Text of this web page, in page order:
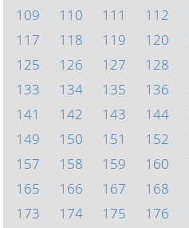
109
110 111 112
117
118 119 120
125
126 127 128
133
134 135 136
141
142 143 144
149
150 151 152
157
158 159 160
165
166 167 168
173
174 175 176